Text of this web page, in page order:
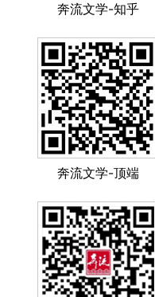
奔流文学-知乎
奔流文学-顶端